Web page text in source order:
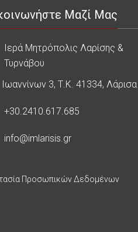
Μαζί Μας
Ιερά Μητρόπολις Λαρίσης &
Τυρνάβου
Ιωαννίνων 3, Τ.Κ. 41334, Λάρισα
+30.2410.617.685
info@imlarisis.gr
Προσωπικών Δεδομένων